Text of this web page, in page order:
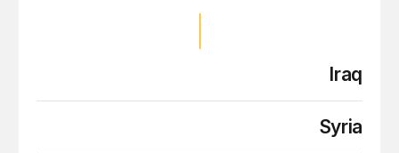
Iraq
Syria